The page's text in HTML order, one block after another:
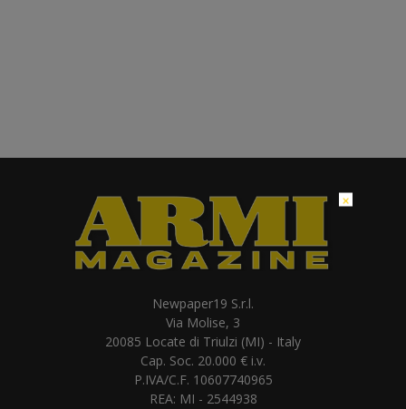
Newpaper19 S.r.l.
Via Molise, 3
20085 Locate di Triulzi (MI) - Italy
Cap. Soc. 20.000 € i.v.
P.IVA/C.F. 10607740965
REA: MI - 2544938
×